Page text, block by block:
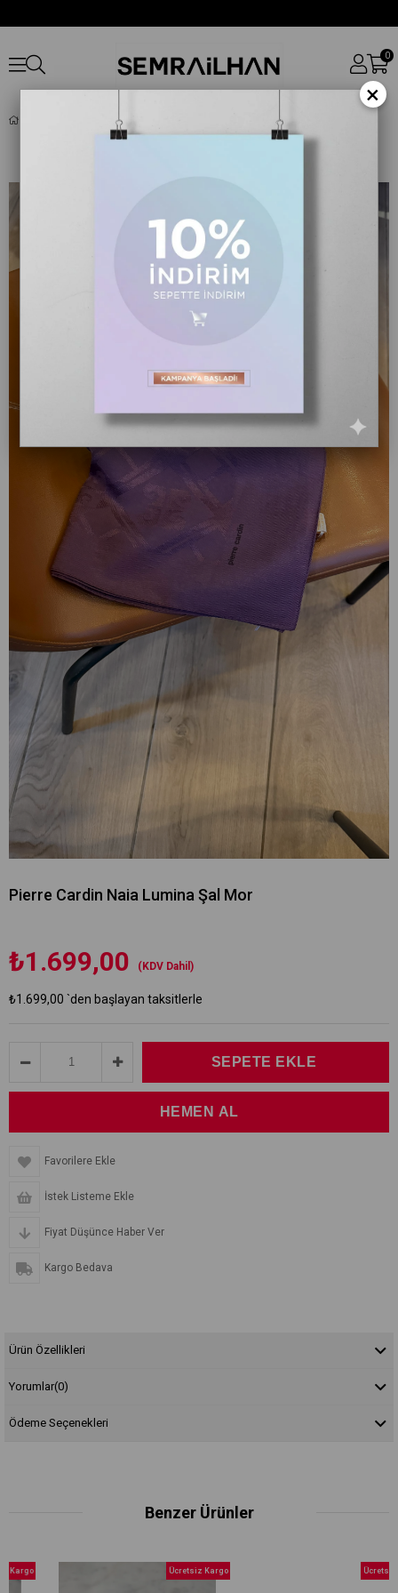
0
Pierre Cardin Naia Lumina Şal Mor
₺1.699,00 (KDV Dahil)
₺1.699,00 `den başlayan taksitlerle
Favorilere Ekle
İstek Listeme Ekle
Fiyat Düşünce Haber Ver
Kargo Bedava
Ürün Özellikleri
Yorumlar(0)
Ödeme Seçenekleri
Benzer Ürünler
Ücretsiz Kargo Ücretsiz
×